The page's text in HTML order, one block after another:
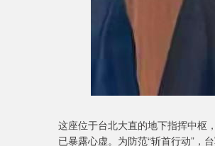
这座位于台北大直的地下指挥中枢
已暴露心虚。为防范“斩首行动”，